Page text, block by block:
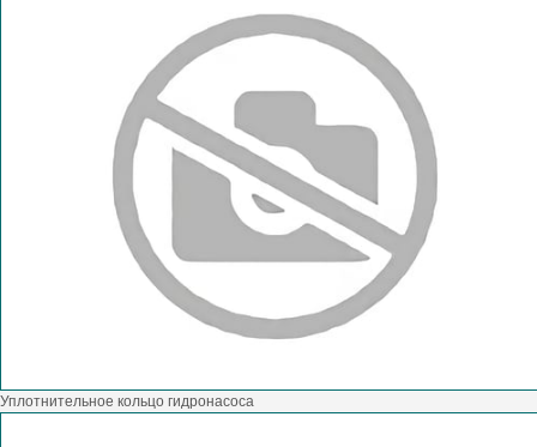
Уплотнительное кольцо гидронасоса